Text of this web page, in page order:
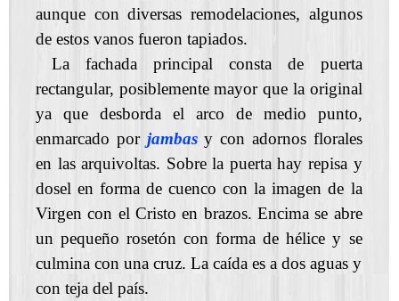
aunque con diversas remodelaciones, algunos
de estos vanos fueron tapiados.
La fachada principal consta de puerta
rectangular, posiblemente mayor que la original
ya que desborda el arco de medio punto,
enmarcado por jambasy con adornos florales
en las arquivoltas. Sobre la puerta hay repisa y
dosel en forma de cuenco con la imagen de la
Virgen con el Cristo en brazos. Encima se abre
un pequeño rosetón con forma de hélice y se
culmina con una cruz. La caída es a dos aguas y
con teja del país.